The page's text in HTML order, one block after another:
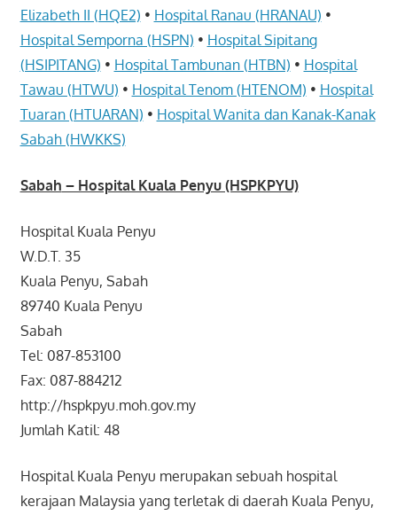
Elizabeth II (HQE2) • Hospital Ranau (HRANAU) •
Hospital Semporna (HSPN) • Hospital Sipitang
(HSIPITANG) • Hospital Tambunan (HTBN) • Hospital
Tawau (HTWU) • Hospital Tenom (HTENOM) • Hospital
Tuaran (HTUARAN) • Hospital Wanita dan Kanak-Kanak
Sabah (HWKKS)
Sabah – Hospital Kuala Penyu (HSPKPYU)
Hospital Kuala Penyu
W.D.T. 35
Kuala Penyu, Sabah
89740 Kuala Penyu
Sabah
Tel: 087-853100
Fax: 087-884212
http://hspkpyu.moh.gov.my
Jumlah Katil: 48
Hospital Kuala Penyu merupakan sebuah hospital
kerajaan Malaysia yang terletak di daerah Kuala Penyu,